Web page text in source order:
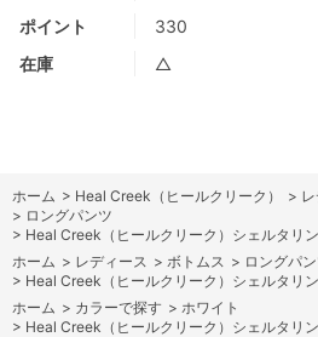
ポイント
330
在庫
△
ホーム > Heal Creek（ヒールクリーク） >
> ロングパンツ
> Heal Creek（ヒールクリーク）シェルタリ
ホーム > レディース > ボトムス > ロングパ
> Heal Creek（ヒールクリーク）シェルタリ
ホーム > カラーで探す > ホワイト
> Heal Creek（ヒールクリーク）シェルタリ